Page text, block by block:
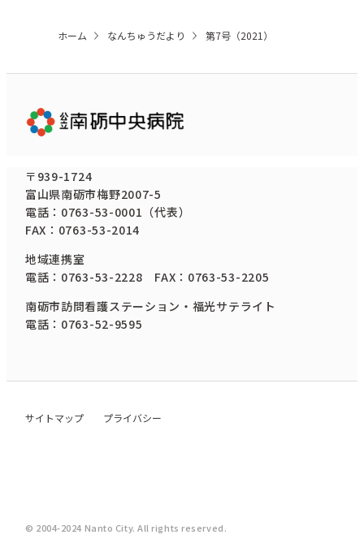
ホーム なんちゅうだより 第7号（2021）
〒939-1724
富山県南砺市梅野2007-5
電話：0763-53-0001（代表）
FAX：0763-53-2014
地域連携室
電話：0763-53-2228 FAX：0763-53-2205
南砺市訪問看護ステーション・福光サテライト
電話：0763-52-9595
サイトマップ プライバシー
© 2004-2024 Nanto City. All rights reserved.